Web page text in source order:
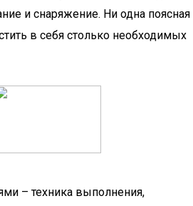
и снаряжение. Ни одна поясная
в себя столько необходимых
– техника выполнения,